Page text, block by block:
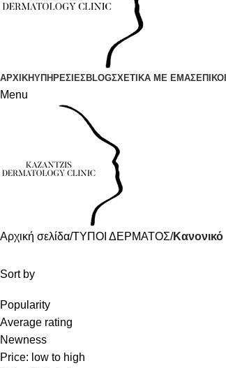
ΑΡΧΙΚΗΥΠΗΡΕΣΙΕΣBLOGΣΧΕΤΙΚΑ ΜΕ ΕΜΑΣ
Menu
Αρχική σελίδα ΤΥΠΟΙ ΔΕΡΜΑΤΟΣ Κανονικό
Sort by
Popularity
Average rating
Newness
Price: low to high